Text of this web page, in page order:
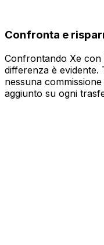
Confronta e
Confrontando Xe
differenza è evidente.
nessuna
aggiunto su ogni